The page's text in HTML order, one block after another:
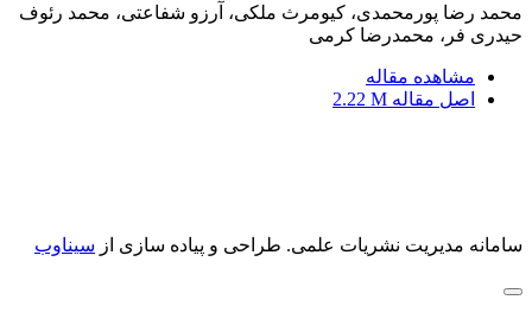
محمد رضا پورمحمدی، کیومرث ملکی، آرزو شفاعتی، محمد رئوف
حیدری فر، محمدرضا کرمی
مشاهده مقاله
اصل مقاله 2.22 M
سامانه مدیریت نشریات علمی. طراحی و پیاده سازی از سیناوب